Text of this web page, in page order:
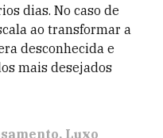
dias. No caso de
ao transformar a
desconhecida e
mais desejados
Luxo